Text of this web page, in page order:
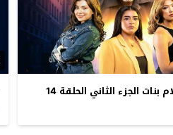
الجزء الثاني الحلقة 14